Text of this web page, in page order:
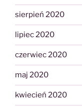
sierpień 2020
lipiec 2020
czerwiec 2020
maj 2020
kwiecień 2020